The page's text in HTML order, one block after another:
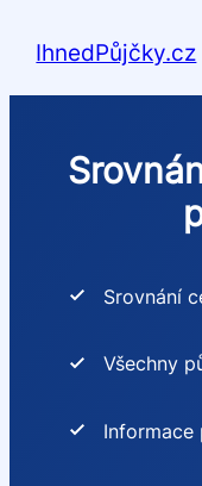
IhnedPůjčky.cz
Srovnání
Všechny
Informace